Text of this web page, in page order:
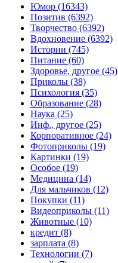
Юмор (16343)
Позитив (6392)
Творчество (6392)
Вдохновение (6392)
Истории (745)
Питание (60)
Здоровье, другое (45)
Приколы (38)
Психология (35)
Образование (28)
Наука (25)
Инф., другое (25)
Корпоративное (24)
Фотоприколы (19)
Картинки (19)
Особое (19)
Медицина (14)
Для мальчиков (12)
Покупки (11)
Видеоприколы (11)
Животные (10)
кредит (8)
зарплата (8)
Технологии (7)